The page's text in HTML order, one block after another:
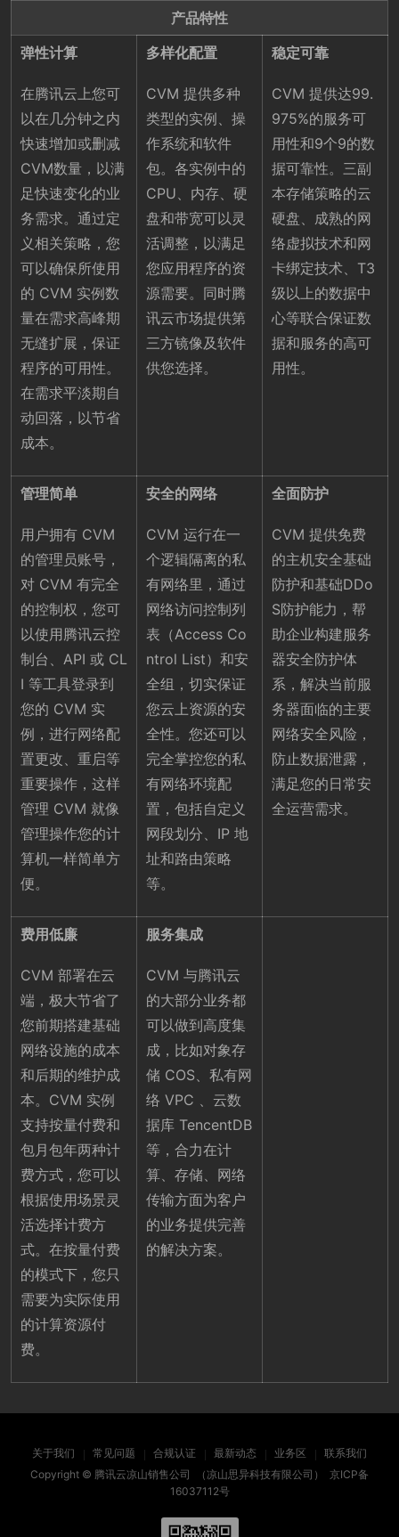
产品特性
弹性计算
在腾讯云上您可
以在几分钟之内
快速增加或删减
CVM数量，以满
足快速变化的业
务需求。通过定
义相关策略，您
可以确保所使用
的 CVM 实例数
量在需求高峰期
无缝扩展，保证
程序的可用性。
在需求平淡期自
动回落，以节省
成本。
多样化配置
CVM 提供多种
类型的实例、操
作系统和软件
包。各实例中的
CPU、内存、硬
盘和带宽可以灵
活调整，以满足
您应用程序的资
源需要。同时腾
讯云市场提供第
三方镜像及软件
供您选择。
稳定可靠
CVM 提供达99.
975%的服务可
用性和9个9的数
据可靠性。三副
本存储策略的云
硬盘、成熟的网
络虚拟技术和网
卡绑定技术、T3
级以上的数据中
心等联合保证数
据和服务的高可
用性。
管理简单
用户拥有 CVM
的管理员账号，
对 CVM 有完全
的控制权，您可
以使用腾讯云控
制台、API 或 CL
I 等工具登录到
您的 CVM 实
例，进行网络配
置更改、重启等
重要操作，这样
管理 CVM 就像
管理操作您的计
算机一样简单方
便。
安全的网络
CVM 运行在一
个逻辑隔离的私
有网络里，通过
网络访问控制列
表（Access Co
ntrol List）和安
全组，切实保证
您云上资源的安
全性。您还可以
完全掌控您的私
有网络环境配
置，包括自定义
网段划分、IP 地
址和路由策略
等。
全面防护
CVM 提供免费
的主机安全基础
防护和基础DDo
S防护能力，帮
助企业构建服务
器安全防护体
系，解决当前服
务器面临的主要
网络安全风险，
防止数据泄露，
满足您的日常安
全运营需求。
费用低廉
CVM 部署在云
端，极大节省了
您前期搭建基础
网络设施的成本
和后期的维护成
本。CVM 实例
支持按量付费和
包月包年两种计
费方式，您可以
根据使用场景灵
活选择计费方
式。在按量付费
的模式下，您只
需要为实际使用
的计算资源付
费。
服务集成
CVM 与腾讯云
的大部分业务都
可以做到高度集
成，比如对象存
储 COS、私有网
络 VPC 、云数
据库 TencentDB
等，合力在计
算、存储、网络
传输方面为客户
的业务提供完善
的解决方案。
关于我们 常见问题 合规认证 最新动态 业务区
联系我们
Copyright © 腾讯云凉山销售公司 （凉山思异科技有限公司） 京ICP备
16037112号